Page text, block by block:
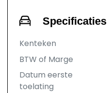
Specificaties
Kenteken
BTW of Marge
Datum eerste
toelating